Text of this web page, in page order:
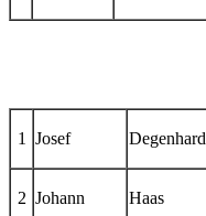
1 Josef Degenhard
2 Johann Haas